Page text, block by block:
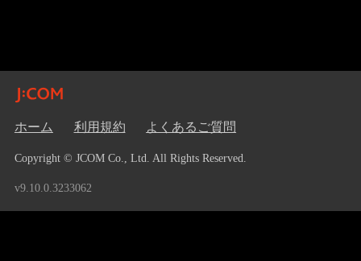
ホーム 利用規約 よくあるご質問
Copyright © JCOM Co., Ltd. All Rights Reserved.
v9.10.0.3233062